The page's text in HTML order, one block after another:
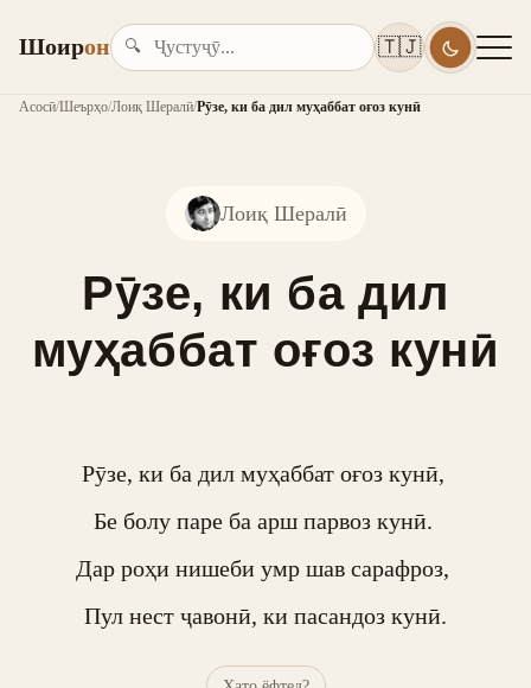
Шоирон 🔍 🇹🇯
Асосӣ/Шеърҳо/Лоиқ Шералӣ/Рӯзе, ки ба дил муҳаббат оғоз кунӣ
Лоиқ Шералӣ
Рӯзе, ки ба дил
муҳаббат оғоз кунӣ
Рӯзе, ки ба дил муҳаббат оғоз кунӣ,
Бе болу паре ба арш парвоз кунӣ.
Дар роҳи нишеби умр шав сарафроз,
Пул нест ҷавонӣ, ки пасандоз кунӣ.